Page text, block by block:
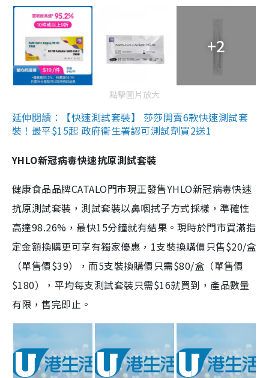
+2
點擊圖片放大
延伸閱讀：【快速測試套裝】 莎莎開賣6款快速測試套
裝！最平$15起 政府衛生署認可測試劑買2送1
YHLO新冠病毒快速抗原測試套裝
健康食品品牌CATALO門市現正發售YHLO新冠病毒快速
抗原測試套裝，測試套裝以鼻咽拭子方式採樣，準確性
高達98.26%，最快15分鐘就有結果。現時於門市買滿指
定金額換購更可享有獨家優惠，1支裝換購價只售$20/盒
（單售價$39），而5支裝換購價只需$80/盒（單售價
$180），平均每支測試套裝只需$16就買到，產品數量
有限，售完即止。